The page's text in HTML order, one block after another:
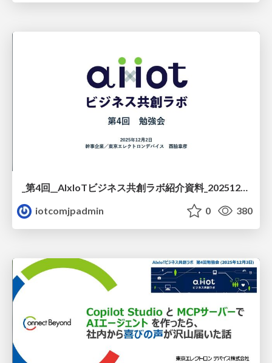
_第4回__AIxIoTビジネス共創ラボ紹介資料_20251203.pdf
iotcomjpadmin
0 380